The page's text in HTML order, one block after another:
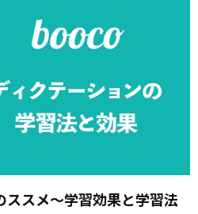
ススメ～学習効果と学習法